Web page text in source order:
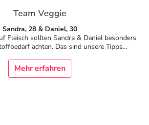
Team Veggie
Sandra, 28 & Daniel, 30
Fleisch sollten Sandra & Daniel besonders
achten. Das sind unsere Tipps...
Mehr erfahren